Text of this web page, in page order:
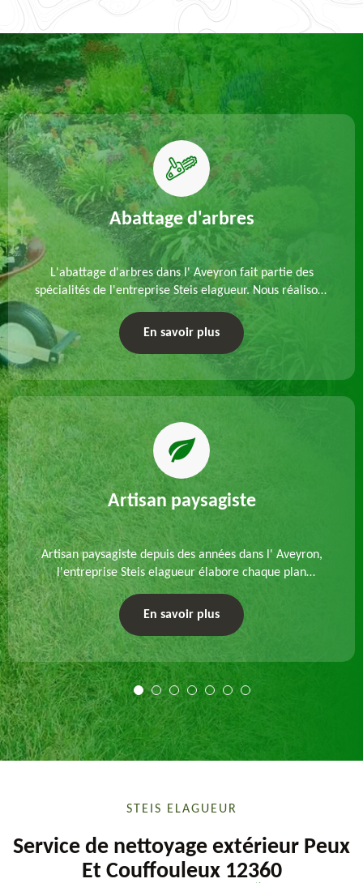
Abattage d'arbres
L'abattage d'arbres dans l' Aveyron fait partie des
spécialités de l'entreprise Steis elagueur. Nous réalisons
un abattage direct ou par démontage, tenant compte
des particularités du site et des végétaux.
En savoir plus
Artisan paysagiste
Artisan paysagiste depuis des années dans l' Aveyron,
l'entreprise Steis elagueur élabore chaque plan
d'aménagement paysager et exécute les travaux
afférents. Devis gratuit et sur mesure.
En savoir plus
STEIS ELAGUEUR
Service de nettoyage extérieur Peux
Et Couffouleux 12360